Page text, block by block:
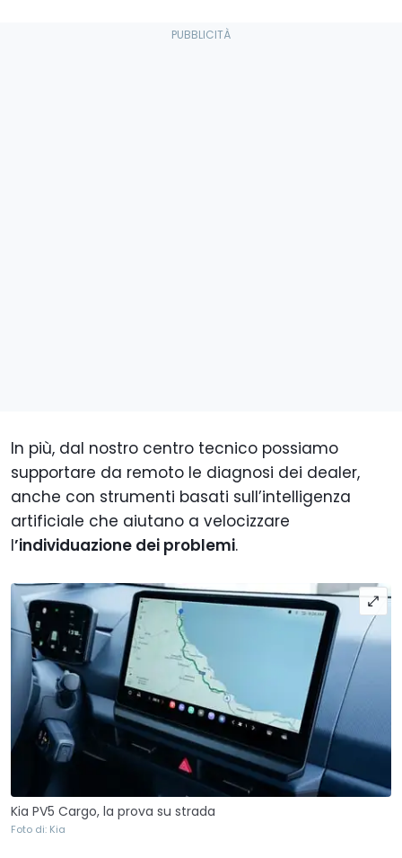
In più, dal nostro centro tecnico possiamo
supportare da remoto le diagnosi dei dealer,
anche con strumenti basati sull’intelligenza
artificiale che aiutano a velocizzare
l’individuazione dei problemi.
Kia PV5 Cargo, la prova su strada
Foto di: Kia